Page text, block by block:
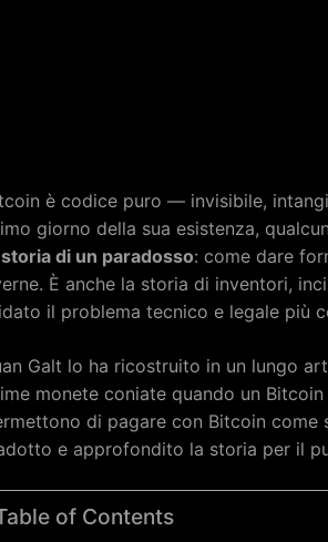
è codice puro — invisibile,
giorno della sua esistenza,
di un paradosso: come dare
È anche la storia di inventori,
il problema tecnico e legale più
Galt lo ha ricostruito in un lungo
monete coniate quando un
di pagare con Bitcoin
e approfondito la storia per il
of Contents